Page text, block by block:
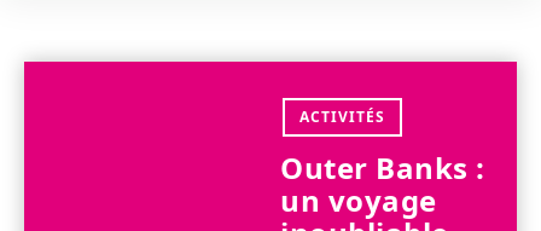
ACTIVITÉS
Outer Banks :
un voyage